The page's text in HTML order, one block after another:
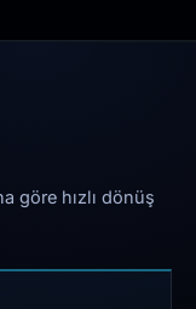
göre hızlı dönüş